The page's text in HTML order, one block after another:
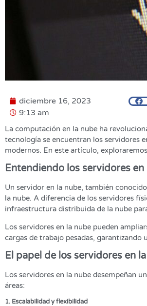
diciembre 16, 2023
9:13 am
La computación en la nube ha
tecnología se encuentran los servidores
modernos. En este artículo,
Entendiendo los servidores en
Un servidor en la nube, también
la nube. A diferencia de los servidores
infraestructura distribuida de la nube
Los servidores en la nube pueden
cargas de trabajo pesadas,
El papel de los servidores en
Los servidores en la nube desempeñan
áreas:
1. Escalabilidad y flexibilidad